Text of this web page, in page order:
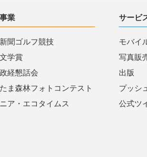
業
聞ゴルフ競技
学賞
経懇話会
ま森林フォトコンテスト
ア・エコタイムス
サービ
モバイ
写真販
出版
プッシ
公式ツ